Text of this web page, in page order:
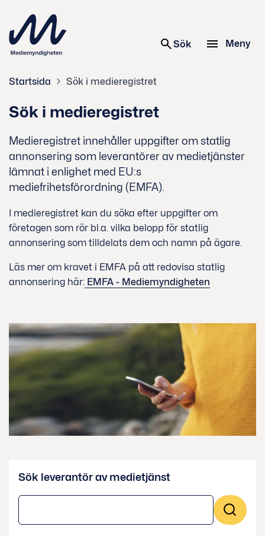
Sök Meny
Startsida Sök i medieregistret
Sök i medieregistret
Medieregistret innehåller uppgifter om statlig
annonsering som leverantörer av medietjänster
lämnat i enlighet med EU:s
mediefrihetsförordning (EMFA).
I medieregistret kan du söka efter uppgifter om
företagen som rör bl.a. vilka belopp för statlig
annonsering som tilldelats dem och namn på ägare.
Läs mer om kravet i EMFA på att redovisa statlig
annonsering här: EMFA - Mediemyndigheten
Sök leverantör av medietjänst